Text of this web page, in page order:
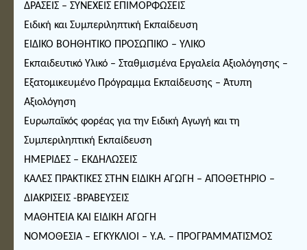
ΔΡΑΣΕΙΣ – ΣΥΝΕΧΕΙΣ ΕΠΙΜΟΡΦΩΣΕΙΣ
Ειδική και Συμπεριληπτική Εκπαίδευση
ΕΙΔΙΚΟ ΒΟΗΘΗΤΙΚΟ ΠΡΟΣΩΠΙΚΟ – ΥΛΙΚΟ
Εκπαιδευτικό Υλικό – Σταθμισμένα Εργαλεία Αξιολόγησης –
Εξατομικευμένο Πρόγραμμα Εκπαίδευσης – Άτυπη
Αξιολόγηση
Ευρωπαϊκός φορέας για την Ειδική Αγωγή και τη
Συμπεριληπτική Εκπαίδευση
ΗΜΕΡΙΔΕΣ – ΕΚΔΗΛΩΣΕΙΣ
ΚΑΛΕΣ ΠΡΑΚΤΙΚΕΣ ΣΤΗΝ ΕΙΔΙΚΗ ΑΓΩΓΗ – ΑΠΟΘΕΤΗΡΙΟ –
ΔΙΑΚΡΙΣΕΙΣ -ΒΡΑΒΕΥΣΕΙΣ
ΜΑΘΗΤΕΙΑ ΚΑΙ ΕΙΔΙΚΗ ΑΓΩΓΗ
ΝΟΜΟΘΕΣΙΑ – ΕΓΚΥΚΛΙΟΙ – Υ.Α. – ΠΡΟΓΡΑΜΜΑΤΙΣΜΟΣ